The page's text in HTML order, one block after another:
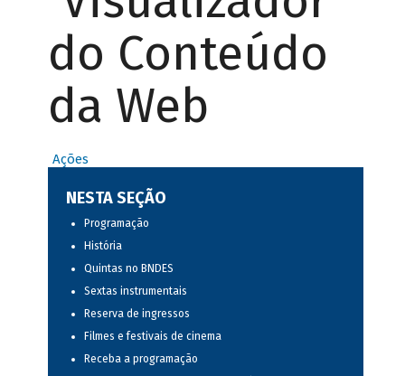
do Conteúdo
da Web
Ações
NESTA SEÇÃO
Programação
História
Quintas no BNDES
Sextas instrumentais
Reserva de ingressos
Filmes e festivais de cinema
Receba a programação